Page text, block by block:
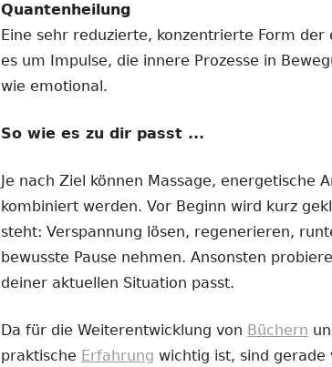
Quantenheilung
Eine sehr reduzierte, konzentrierte Form
es um Impulse, die innere Prozesse in
wie emotional.
So wie es zu dir passt ...
Je nach Ziel können Massage, energetische
kombiniert werden. Vor Beginn wird kurz
steht: Verspannung lösen, regenerieren,
bewusste Pause nehmen. Ansonsten
deiner aktuellen Situation passt.
Da für die Weiterentwicklung von Büchern
praktische Erfahrung wichtig ist, sind gerade